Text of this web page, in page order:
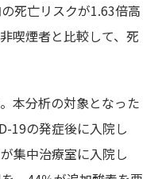
死亡リスクが1.63倍高
喫煙者と比較して、死
本分析の対象となった
19の発症後に入院し
集中治療室に入院し